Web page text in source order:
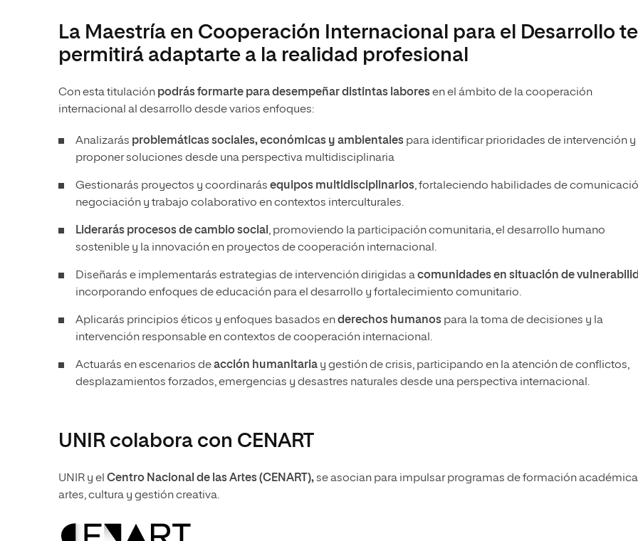
La Maestría en Cooperación Internacional para el Desarrollo te
permitirá adaptarte a la realidad profesional
Con esta titulación podrás formarte para desempeñar distintas laboresen el ámbito de la cooperación
internacional al desarrollo desde varios enfoques:
Analizarás problemáticas sociales, económicas y ambientales para identificar prioridades de intervención y
proponer soluciones desde una perspectiva multidisciplinaria
Gestionarás proyectos y coordinarás equipos multidisciplinarios, fortaleciendo habilidades de
negociación y trabajo colaborativo en contextos interculturales.
Liderarás procesos de cambio social , promoviendo la participación comunitaria, el desarrollo humano
sostenible y la innovación en proyectos de cooperación internacional.
Diseñarás e implementarás estrategias de intervención dirigidas acomunidades en situación de
incorporando enfoques de educación para el desarrollo y fortalecimiento comunitario.
Aplicarás principios éticos y enfoques basados enderechos humanos para la toma de decisiones y la
intervención responsable en contextos de cooperación internacional.
Actuarás en escenarios deacción humanitaria y gestión de crisis, participando en la atención de conflictos,
desplazamientos forzados, emergencias y desastres naturales desde una perspectiva internacional.
UNIR colabora con CENART
UNIR y el Centro Nacional de las Artes (CENART),se asocian para impulsar programas de formación
artes, cultura y gestión creativa.